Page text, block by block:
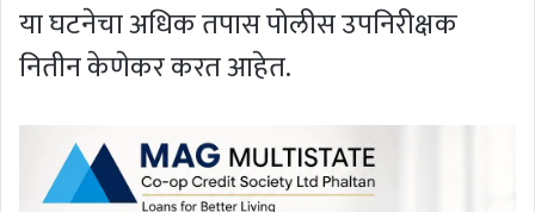
या घटनेचा अधिक तपास पोलीस उपनिरीक्षक
नितीन केणेकर करत आहेत.